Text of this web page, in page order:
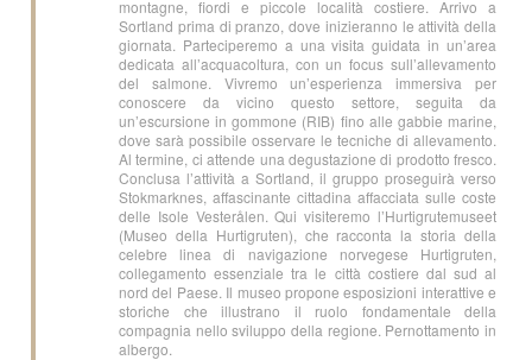
montagne, fiordi e piccole località costiere. Arrivo a
Sortland prima di pranzo, dove inizieranno le attività della
giornata. Parteciperemo a una visita guidata in un’area
dedicata all’acquacoltura, con un focus sull’allevamento
del salmone. Vivremo un’esperienza immersiva per
conoscere da vicino questo settore, seguita da
un’escursione in gommone (RIB) fino alle gabbie marine,
dove sarà possibile osservare le tecniche di allevamento.
Al termine, ci attende una degustazione di prodotto fresco.
Conclusa l’attività a Sortland, il gruppo proseguirà verso
Stokmarknes, affascinante cittadina affacciata sulle coste
delle Isole Vesterålen. Qui visiteremo l’Hurtigrutemuseet
(Museo della Hurtigruten), che racconta la storia della
celebre linea di navigazione norvegese Hurtigruten,
collegamento essenziale tra le città costiere dal sud al
nord del Paese. Il museo propone esposizioni interattive e
storiche che illustrano il ruolo fondamentale della
compagnia nello sviluppo della regione. Pernottamento in
albergo.